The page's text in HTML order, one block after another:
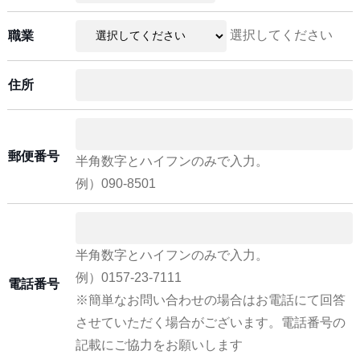
職業 選択してください
住所
郵便番号
半角数字とハイフンのみで入力。
例）090-8501
電話番号
半角数字とハイフンのみで入力。
例）0157-23-7111
※簡単なお問い合わせの場合はお電話にて回答
させていただく場合がございます。電話番号の
記載にご協力をお願いします